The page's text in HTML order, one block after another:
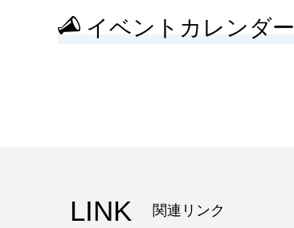
イベントカレンダー
LINK 関連リンク